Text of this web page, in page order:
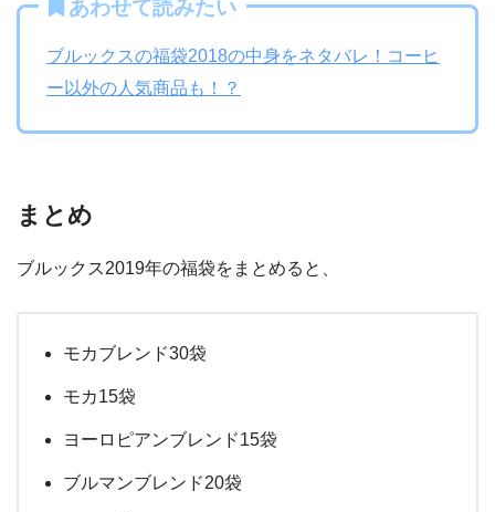
あわせて読みたい
ブルックスの福袋2018の中身をネタバレ！コーヒ
ー以外の人気商品も！？
まとめ
ブルックス2019年の福袋をまとめると、
モカブレンド30袋
モカ15袋
ヨーロピアンブレンド15袋
ブルマンブレンド20袋